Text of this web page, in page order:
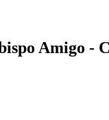
Amigo -